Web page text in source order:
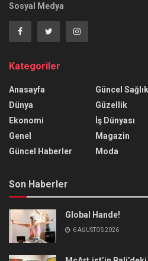
Sosyal Medya
Kategoriler
Anasayfa
Dünya
Ekonomi
Genel
Güncel Haberler
Güncel Sağlık
Güzellik
İş Dünyası
Magazin
Moda
Son Haberler
Global Hande!
6 AĞUSTOS 2026